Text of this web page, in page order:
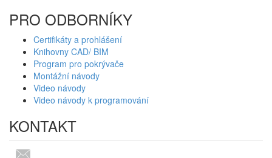
PRO ODBORNÍKY
Certifikáty a prohlášení
Knihovny CAD/ BIM
Program pro pokrývače
Montážní návody
Video návody
Video návody k programování
KONTAKT